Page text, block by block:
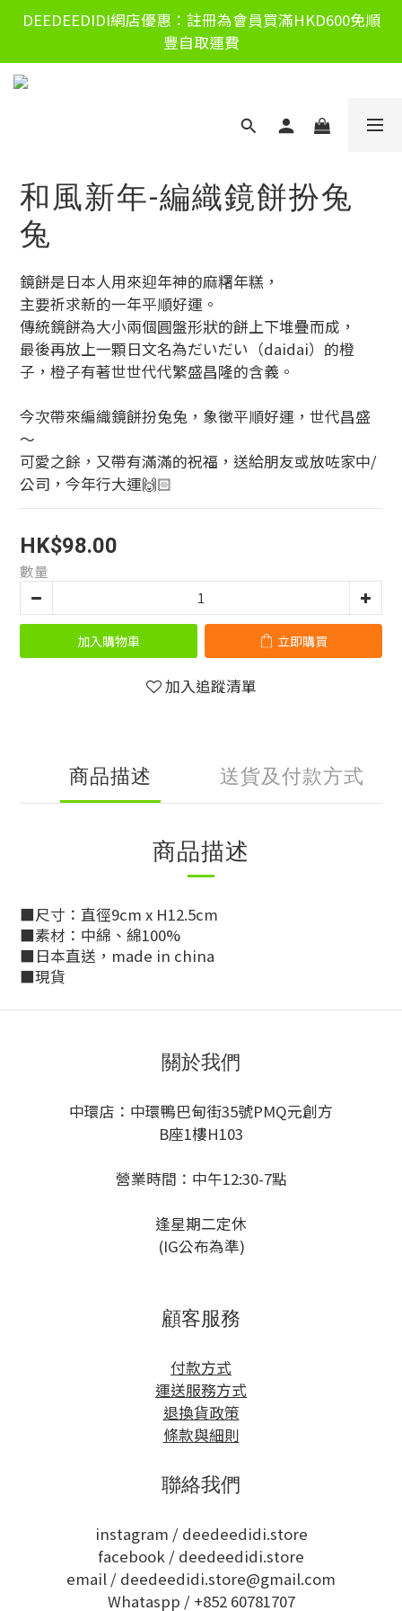
DEEDEEDIDI網店優惠：註冊為會員買滿HKD600免順
豐自取運費
和風新年-編織鏡餅扮兔
兔
鏡餅是日本人用來迎年神的麻糬年糕，
主要祈求新的一年平順好運。
傳統鏡餅為大小兩個圓盤形狀的餅上下堆疊而成，
最後再放上一顆日文名為だいだい（daidai）的橙
子，橙子有著世世代代繁盛昌隆的含義。
今次帶來編織鏡餅扮兔兔，象徵平順好運，世代昌盛
～
可愛之餘，又帶有滿滿的祝福，送給朋友或放咗家中/
公司，今年行大運🙌🏻
HK$98.00
數量
加入購物車 立即購買
加入追蹤清單
商品描述 送貨及付款方式
商品描述
■尺寸：直徑9cm x H12.5cm
■素材：中綿、綿100%
■日本直送，made in china
■現貨
關於我們
中環店：中環鴨巴甸街35號PMQ元創方
B座1樓H103
營業時間：中午12:30-7點
逢星期二定休
(IG公布為準)
顧客服務
付款方式
運送服務方式
退換貨政策
條款與細則
聯絡我們
instagram / deedeedidi.store
facebook / deedeedidi.store
email / deedeedidi.store@gmail.com
Whataspp / +852 60781707